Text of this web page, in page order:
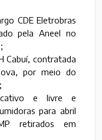
CDE Eletrobras
pela Aneel no
Cabuí, contratada
por meio do
cativo e livre e
para abril
retirados em